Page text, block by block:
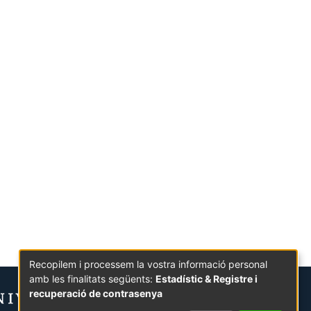
Recopilem i processem la vostra informació personal
amb les finalitats següents: Estadístic & Registre i
recuperació de contrasenya